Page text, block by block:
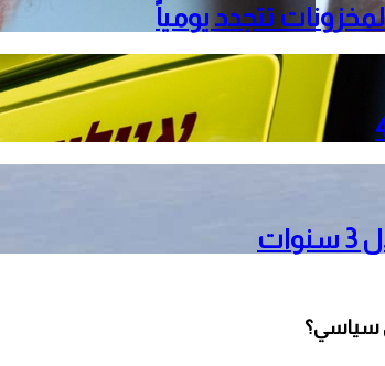
تتجدد يومياً
سياسي؟